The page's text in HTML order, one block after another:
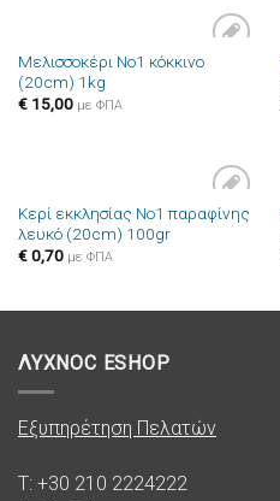
Πρόσθήκη
Μελισσοκέρι Νο1 κόκκινο
(20cm) 1kg
€15,00 με ΦΠΑ
Πρόσθήκη
Κερί εκκλησίας Νο1 παραφίνης
λευκό (20cm) 100gr
€0,70 με ΦΠΑ
ΛΥΧΝΟC ESHOP
Εξυπηρέτηση Πελατών
T: +30 210 2224222